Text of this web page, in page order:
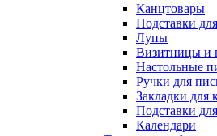
Канцтовары
Подставки
Лупы
Визитницы и
Настольные
Ручки для
Закладки для
Подставки
Календари